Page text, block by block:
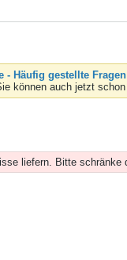
- Häufig gestellte Fragen
können auch jetzt
liefern. Bitte schränke